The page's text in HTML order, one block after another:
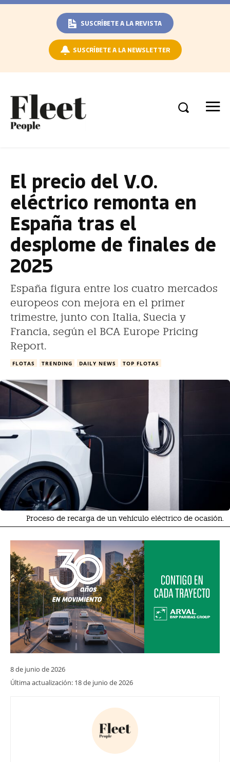
SUSCRÍBETE A LA REVISTA
SUSCRÍBETE A LA NEWSLETTER
El precio del V.O.
eléctrico remonta en
España tras el
desplome de finales de
2025
España figura entre los cuatro mercados
europeos con mejora en el primer
trimestre, junto con Italia, Suecia y
Francia, según el BCA Europe Pricing
Report.
FLOTAS TRENDING DAILY NEWS TOP FLOTAS
Proceso de recarga de un vehículo eléctrico de ocasión.
8 de junio de 2026
Última actualización: 18 de junio de 2026